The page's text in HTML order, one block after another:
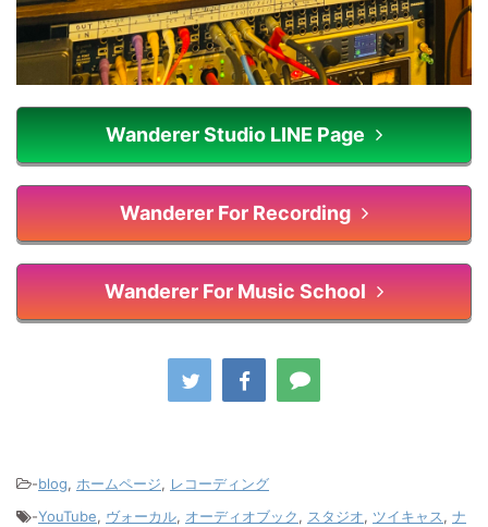
Wanderer Studio LINE Page
Wanderer For Recording
Wanderer For Music School
-blog, ホームページ, レコーディング
-YouTube, ヴォーカル, オーディオブック, スタジオ, ツイキャス, ナ